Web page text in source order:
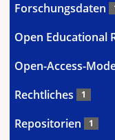
Forschungsdaten
Open Educational
Open-Access-
Rechtliches 1
Repositorien 1